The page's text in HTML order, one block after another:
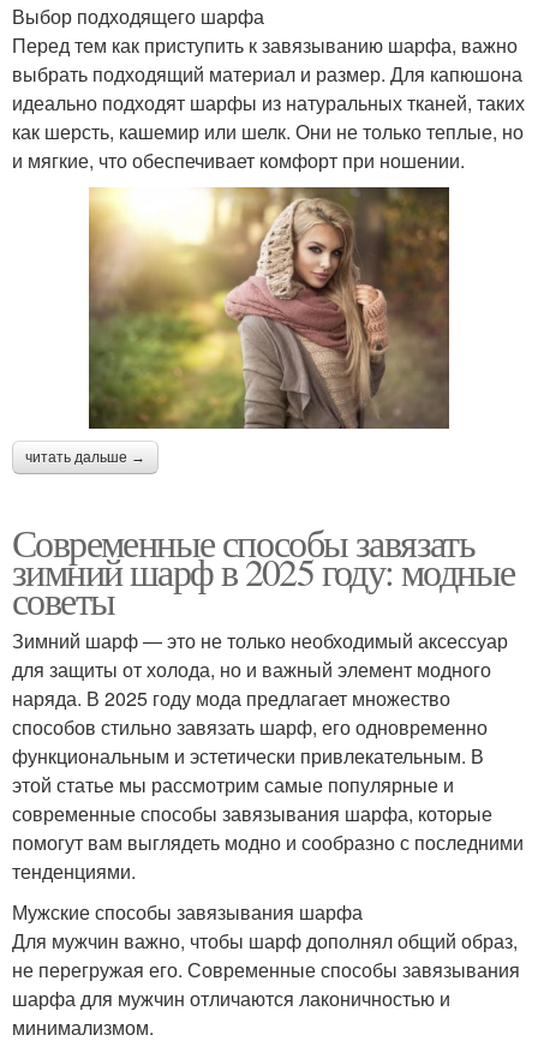
Выбор подходящего шарфа
Перед тем как приступить к завязыванию шарфа, важно
выбрать подходящий материал и размер. Для капюшона
идеально подходят шарфы из натуральных тканей, таких
как шерсть, кашемир или шелк. Они не только теплые, но
и мягкие, что обеспечивает комфорт при ношении.
читать дальше →
Современные способы завязать
зимний шарф в 2025 году: модные
советы
Зимний шарф — это не только необходимый аксессуар
для защиты от холода, но и важный элемент модного
наряда. В 2025 году мода предлагает множество
способов стильно завязать шарф, его одновременно
функциональным и эстетически привлекательным. В
этой статье мы рассмотрим самые популярные и
современные способы завязывания шарфа, которые
помогут вам выглядеть модно и сообразно с последними
тенденциями.
Мужские способы завязывания шарфа
Для мужчин важно, чтобы шарф дополнял общий образ,
не перегружая его. Современные способы завязывания
шарфа для мужчин отличаются лаконичностью и
минимализмом.